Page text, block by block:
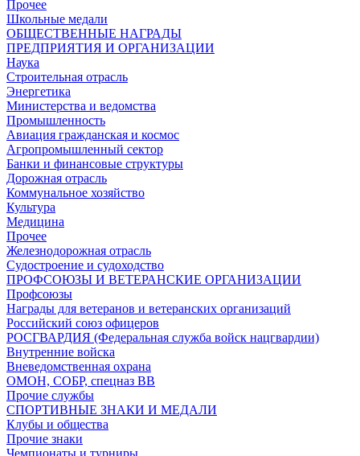
Прочее
Школьные медали
ОБЩЕСТВЕННЫЕ НАГРАДЫ
ПРЕДПРИЯТИЯ И ОРГАНИЗАЦИИ
Наука
Строительная отрасль
Энергетика
Министерства и ведомства
Промышленность
Авиация гражданская и космос
Агропромышленный сектор
Банки и финансовые структуры
Дорожная отрасль
Коммунальное хозяйство
Культура
Медицина
Прочее
Железнодорожная отрасль
Судостроение и судоходство
ПРОФСОЮЗЫ И ВЕТЕРАНСКИЕ ОРГАНИЗАЦИИ
Профсоюзы
Награды для ветеранов и ветеранских организаций
Российский союз офицеров
РОСГВАРДИЯ (Федеральная служба войск нацгвардии)
Внутренние войска
Вневедомственная охрана
ОМОН, СОБР, спецназ ВВ
Прочие службы
СПОРТИВНЫЕ ЗНАКИ И МЕДАЛИ
Клубы и общества
Прочие знаки
Чемпионаты и турниры